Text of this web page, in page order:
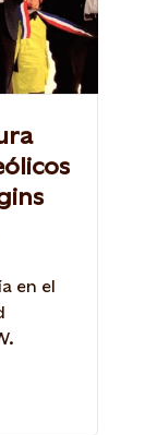
en el